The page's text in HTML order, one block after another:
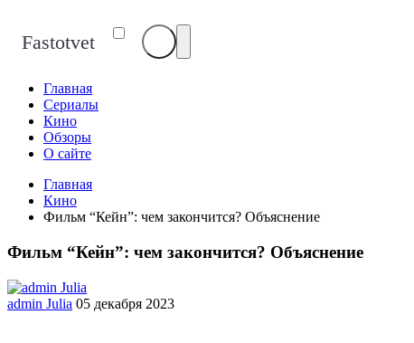
Fastotvet
Главная
Сериалы
Кино
Обзоры
О сайте
Главная
Кино
Фильм “Кейн”: чем закончится? Объяснение
Фильм “Кейн”: чем закончится? Объяснение
admin Julia 05 декабря 2023